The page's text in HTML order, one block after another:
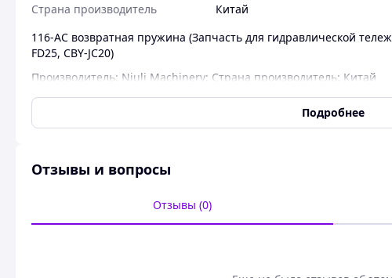
Страна производитель
Китай
116-AC возвратная пружина (Запчасть для гидравлической
FD25, CBY-JC20)
Производитель: Niuli Machinery; Страна производитель: Китай
Подробнее
Отзывы и вопросы
Отзывы (0)